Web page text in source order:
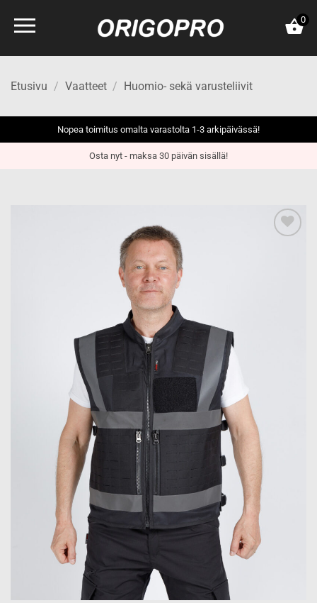
0
Etusivu / Vaatteet / Huomio- sekä varusteliivit
Nopea toimitus omalta varastolta 1-3 arkipäivässä!
Osta nyt - maksa 30 päivän sisällä!